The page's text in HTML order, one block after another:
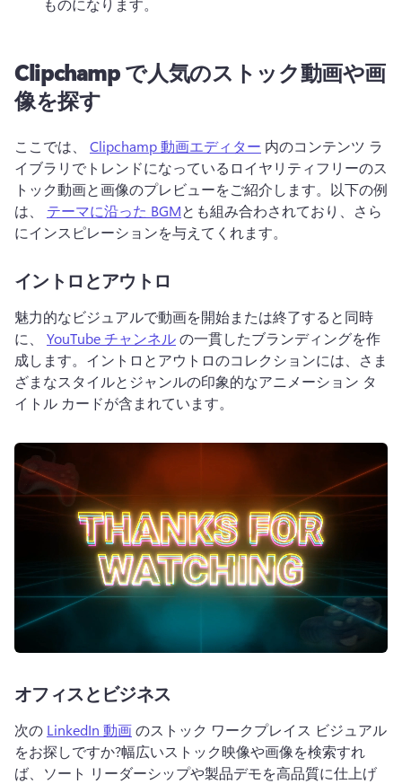
ものになります。
Clipchamp で人気のストック動画や画
像を探す
ここでは、 Clipchamp 動画エディター 内のコンテンツ ラ
イブラリでトレンドになっているロイヤリティフリーのス
トック動画と画像のプレビューをご紹介します。 以下の例
は、 テーマに沿った BGMとも組み合わされており、さら
にインスピレーションを与えてくれます。
イントロとアウトロ
魅力的なビジュアルで動画を開始または終了すると同時
に、 YouTube チャンネル の一貫したブランディングを作
成します。 イントロとアウトロのコレクションには、さま
ざまなスタイルとジャンルの印象的なアニメーション タ
イトル カードが含まれています。
オフィスとビジネス
次の LinkedIn 動画 のストック ワークプレイス ビジュアル
をお探しですか?幅広いストック映像や画像を検索すれ
ば、ソート リーダーシップや製品デモを高品質に仕上げ